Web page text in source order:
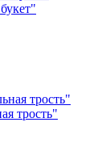
трость"